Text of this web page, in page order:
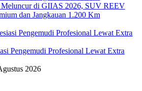
di GIIAS 2026, SUV REEV
dan Jangkauan 1.200 Km
Pengemudi Profesional Lewat Extra
2026